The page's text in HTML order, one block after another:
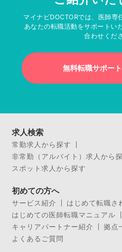
マイナビDOCTORでは、医師専
あなたの転職活動をサポートい
合わせくだ
無料転職サポー
求人検索
常勤求人から探す
非常勤（アルバイト）求人から
スポット求人から探す
初めての方へ
サービス紹介
はじめて転職さ
はじめての医師転職マニュアル
キャリアパートナー紹介
拠点
よくあるご質問